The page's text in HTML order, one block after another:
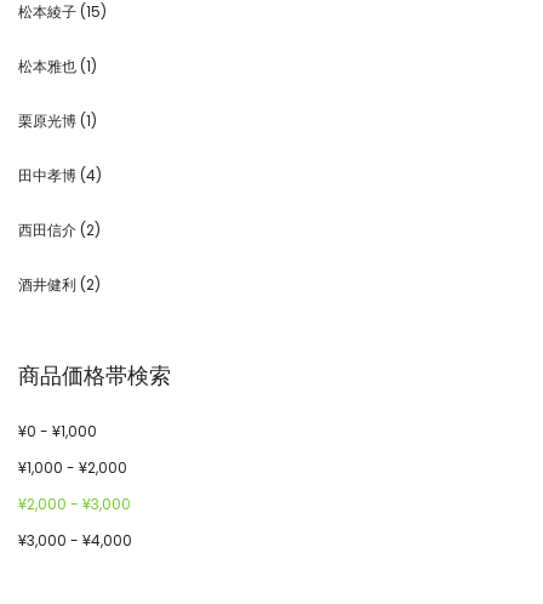
松本綾子 (15)
松本雅也 (1)
栗原光博 (1)
田中孝博 (4)
西田信介 (2)
酒井健利 (2)
商品価格帯検索
¥0 - ¥1,000
¥1,000 - ¥2,000
¥2,000 - ¥3,000
¥3,000 - ¥4,000